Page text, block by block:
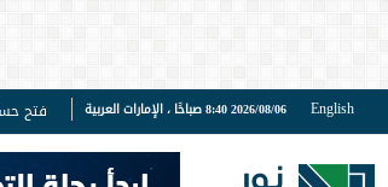
English 2026/08/06 8:40 صباحًا ، الإمارات العربية فتح